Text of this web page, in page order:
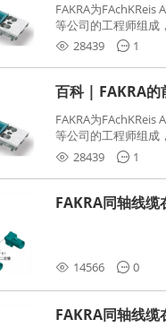
FAKRA为
等公司的工程师组成
缩写。起初为BMW
频连接器，被业内广
28439 1
百科 | FAKRA的
FAKRA为
等公司的工程师组成
缩写。起初为BMW
频连接器，被业内广
28439 1
FAKRA同轴线缆
14566 0
FAKRA同轴线缆